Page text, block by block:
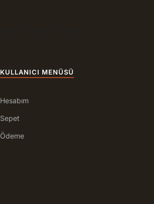
KULLANICI MENÜSÜ
Hesabım
Sepet
Ödeme